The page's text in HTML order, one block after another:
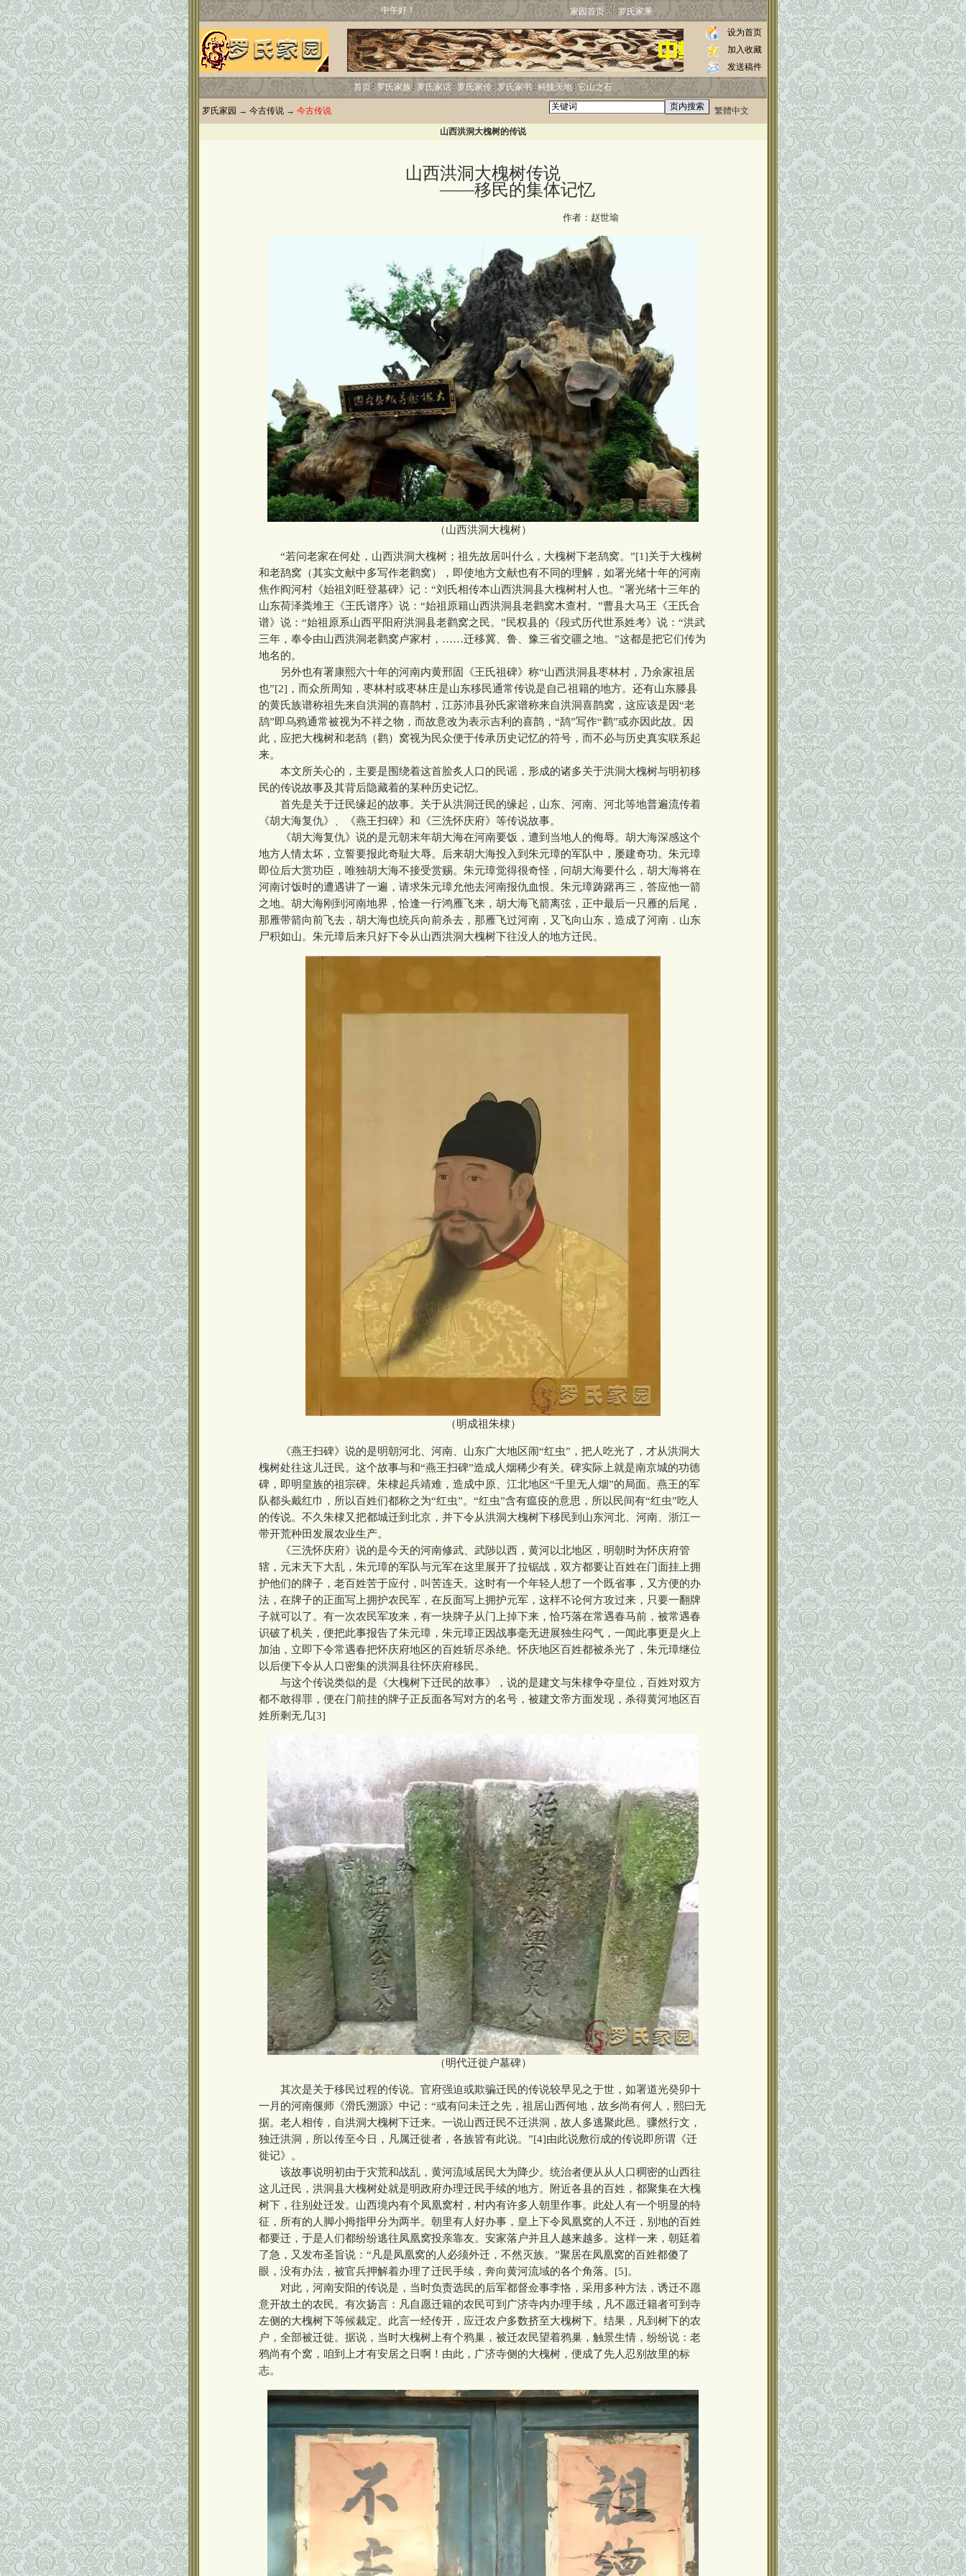
中午好！ 家园首页 罗氏家乘
设为首页
加入收藏
发送稿件
首页 罗氏家族 罗氏家话 罗氏家传 罗氏家书 科技天地 它山之石
罗氏家园 → 今古传说 → 今古传说 繁體中文
山西洪洞大槐树的传说
山西洪洞大槐树传说
——移民的集体记忆
作者：赵世瑜
（山西洪洞大槐树）
“若问老家在何处，山西洪洞大槐树；祖先故居叫什么，大槐树下老鸹窝。”[1]关于大槐树
和老鸹窝（其实文献中多写作老鹳窝），即使地方文献也有不同的理解，如署光绪十年的河南
焦作阎河村《始祖刘旺登墓碑》记：“刘氏相传本山西洪洞县大槐树村人也。”署光绪十三年的
山东荷泽粪堆王《王氏谱序》说：“始祖原籍山西洪洞县老鹳窝木查村。”曹县大马王《王氏合
谱》说：“始祖原系山西平阳府洪洞县老鹳窝之民。”民权县的《段式历代世系姓考》说：“洪武
三年，奉令由山西洪洞老鹳窝卢家村，……迁移冀、鲁、豫三省交疆之地。”这都是把它们传为
地名的。
另外也有署康熙六十年的河南内黄邢固《王氏祖碑》称“山西洪洞县枣林村，乃余家祖居
也”[2]，而众所周知，枣林村或枣林庄是山东移民通常传说是自己祖籍的地方。还有山东滕县
的黄氏族谱称祖先来自洪洞的喜鹊村，江苏沛县孙氏家谱称来自洪洞喜鹊窝，这应该是因“老
鸹”即乌鸦通常被视为不祥之物，而故意改为表示吉利的喜鹊，“鸹”写作“鹳”或亦因此故。因
此，应把大槐树和老鸹（鹳）窝视为民众便于传承历史记忆的符号，而不必与历史真实联系起
来。
本文所关心的，主要是围绕着这首脍炙人口的民谣，形成的诸多关于洪洞大槐树与明初移
民的传说故事及其背后隐藏着的某种历史记忆。
首先是关于迁民缘起的故事。关于从洪洞迁民的缘起，山东、河南、河北等地普遍流传着
《胡大海复仇》、《燕王扫碑》和《三洗怀庆府》等传说故事。
《胡大海复仇》说的是元朝末年胡大海在河南要饭，遭到当地人的侮辱。胡大海深感这个
地方人情太坏，立誓要报此奇耻大辱。后来胡大海投入到朱元璋的军队中，屡建奇功。朱元璋
即位后大赏功臣，唯独胡大海不接受赏赐。朱元璋觉得很奇怪，问胡大海要什么，胡大海将在
河南讨饭时的遭遇讲了一遍，请求朱元璋允他去河南报仇血恨。朱元璋踌躇再三，答应他一箭
之地。胡大海刚到河南地界，恰逢一行鸿雁飞来，胡大海飞箭离弦，正中最后一只雁的后尾，
那雁带箭向前飞去，胡大海也统兵向前杀去，那雁飞过河南，又飞向山东，造成了河南．山东
尸积如山。朱元璋后来只好下令从山西洪洞大槐树下往没人的地方迁民。
（明成祖朱棣）
《燕王扫碑》说的是明朝河北、河南、山东广大地区闹“红虫”，把人吃光了，才从洪洞大
槐树处往这儿迁民。这个故事与和“燕王扫碑”造成人烟稀少有关。碑实际上就是南京城的功德
碑，即明皇族的祖宗碑。朱棣起兵靖难，造成中原、江北地区“千里无人烟”的局面。燕王的军
队都头戴红巾，所以百姓们都称之为“红虫”。“红虫”含有瘟疫的意思，所以民间有“红虫”吃人
的传说。不久朱棣又把都城迁到北京，并下令从洪洞大槐树下移民到山东河北、河南、浙江一
带开荒种田发展农业生产。
《三洗怀庆府》说的是今天的河南修武、武陟以西，黄河以北地区，明朝时为怀庆府管
辖，元末天下大乱，朱元璋的军队与元军在这里展开了拉锯战，双方都要让百姓在门面挂上拥
护他们的牌子，老百姓苦于应付，叫苦连天。这时有一个年轻人想了一个既省事，又方便的办
法，在牌子的正面写上拥护农民军，在反面写上拥护元军，这样不论何方攻过来，只要一翻牌
子就可以了。有一次农民军攻来，有一块牌子从门上掉下来，恰巧落在常遇春马前，被常遇春
识破了机关，便把此事报告了朱元璋，朱元璋正因战事毫无进展独生闷气，一闻此事更是火上
加油，立即下令常遇春把怀庆府地区的百姓斩尽杀绝。怀庆地区百姓都被杀光了，朱元璋继位
以后便下令从人口密集的洪洞县往怀庆府移民。
与这个传说类似的是《大槐树下迁民的故事》，说的是建文与朱棣争夺皇位，百姓对双方
都不敢得罪，便在门前挂的牌子正反面各写对方的名号，被建文帝方面发现，杀得黄河地区百
姓所剩无几[3]
（明代迁徙户墓碑）
其次是关于移民过程的传说。官府强迫或欺骗迁民的传说较早见之于世，如署道光癸卯十
一月的河南偃师《滑氏溯源》中记：“或有问未迁之先，祖居山西何地，故乡尚有何人，熙曰无
据。老人相传，自洪洞大槐树下迁来。一说山西迁民不迁洪洞，故人多逃聚此邑。骤然行文，
独迁洪洞，所以传至今日，凡属迁徙者，各族皆有此说。”[4]由此说敷衍成的传说即所谓《迁
徙记》。
该故事说明初由于灾荒和战乱，黄河流域居民大为降少。统治者便从从人口稠密的山西往
这儿迁民，洪洞县大槐树处就是明政府办理迁民手续的地方。附近各县的百姓，都聚集在大槐
树下，往别处迁发。山西境内有个凤凰窝村，村内有许多人朝里作事。此处人有一个明显的特
征，所有的人脚小拇指甲分为两半。朝里有人好办事，皇上下令凤凰窝的人不迁，别地的百姓
都要迁，于是人们都纷纷逃往凤凰窝投亲靠友。安家落户并且人越来越多。这样一来，朝廷着
了急，又发布圣旨说：“凡是凤凰窝的人必须外迁，不然灭族。”聚居在凤凰窝的百姓都傻了
眼，没有办法，被官兵押解着办理了迁民手续，奔向黄河流域的各个角落。[5]。
对此，河南安阳的传说是，当时负责选民的后军都督佥事李恪，采用多种方法，诱迁不愿
意开故土的农民。有次扬言：凡自愿迁籍的农民可到广济寺内办理手续，凡不愿迁籍者可到寺
左侧的大槐树下等候裁定。此言一经传开，应迁农户多数挤至大槐树下。结果，凡到树下的农
户，全部被迁徙。据说，当时大槐树上有个鸦巢，被迁农民望着鸦巢，触景生情，纷纷说：老
鸦尚有个窝，咱到上才有安居之日啊！由此，广济寺侧的大槐树，便成了先人忍别故里的标
志。